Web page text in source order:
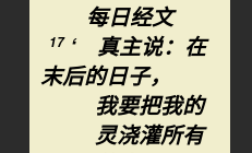
每日经文
17 ‘ 真主说：在
末后的日子，
我要把我的
灵浇灌所有